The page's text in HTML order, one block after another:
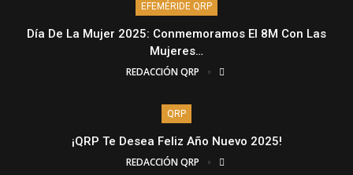
EFEMÉRIDE QRP
Día De La Mujer 2025: Conmemoramos El 8M Con Las
Mujeres…
REDACCIÓN QRP
QRP
¡QRP Te Desea Feliz Año Nuevo 2025!
REDACCIÓN QRP